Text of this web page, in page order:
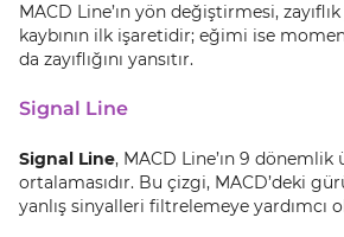
MACD Line’ın yön değiştirmesi,
kaybının ilk işaretidir; eğimi ise
da zayıflığını yansıtır.
Signal Line
Signal Line, MACD Line’ın 9 dönemlik
ortalamasıdır. Bu çizgi, MACD’deki
yanlış sinyalleri filtrelemeye yardımcı